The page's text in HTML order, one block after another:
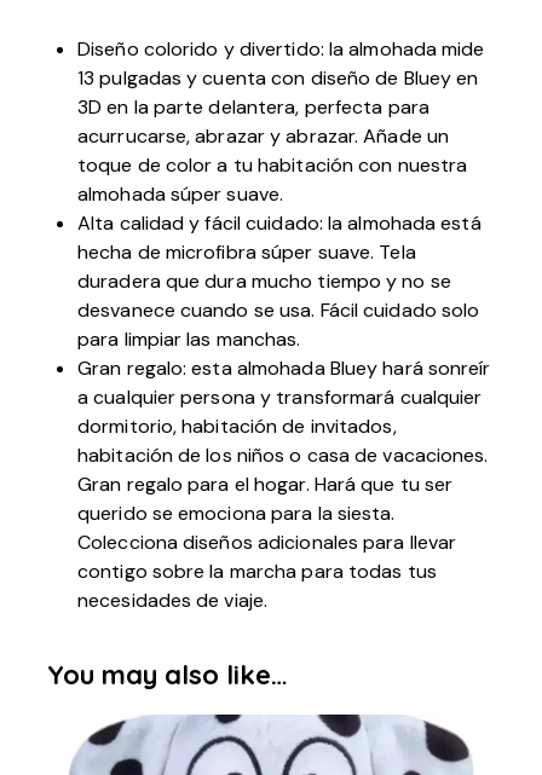
Diseño colorido y divertido: la almohada mide
13 pulgadas y cuenta con diseño de Bluey en
3D en la parte delantera, perfecta para
acurrucarse, abrazar y abrazar. Añade un
toque de color a tu habitación con nuestra
almohada súper suave.
Alta calidad y fácil cuidado: la almohada está
hecha de microfibra súper suave. Tela
duradera que dura mucho tiempo y no se
desvanece cuando se usa. Fácil cuidado solo
para limpiar las manchas.
Gran regalo: esta almohada Bluey hará sonreír
a cualquier persona y transformará cualquier
dormitorio, habitación de invitados,
habitación de los niños o casa de vacaciones.
Gran regalo para el hogar. Hará que tu ser
querido se emociona para la siesta.
Colecciona diseños adicionales para llevar
contigo sobre la marcha para todas tus
necesidades de viaje.
You may also like…